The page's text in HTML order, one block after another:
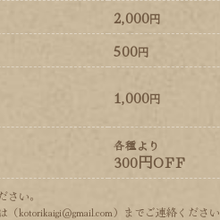
2,000
500
1,000
各種より
300円OFF
い。
kotorikaigi@gmail.com）までご連絡ください